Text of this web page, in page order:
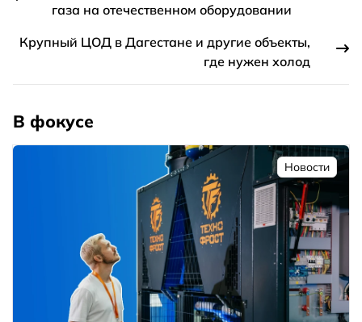
газа на отечественном оборудовании
Крупный ЦОД в Дагестане и другие объекты,
где нужен холод
В фокусе
Новости